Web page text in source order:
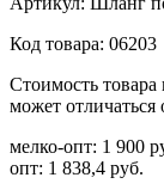
Код товара: 06203
Стоимость
может отличаться
мелко-опт: 1 900
опт: 1 838,4 руб.